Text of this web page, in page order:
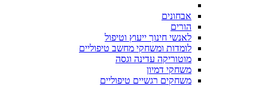
אבחונים
הורים
לאנשי חינוך ייעוץ וטיפול
לומדות ומשחקי מחשב טיפוליים
מוטוריקה עדינה וגסה
משחקי דמיון
משחקים רגשיים טיפוליים